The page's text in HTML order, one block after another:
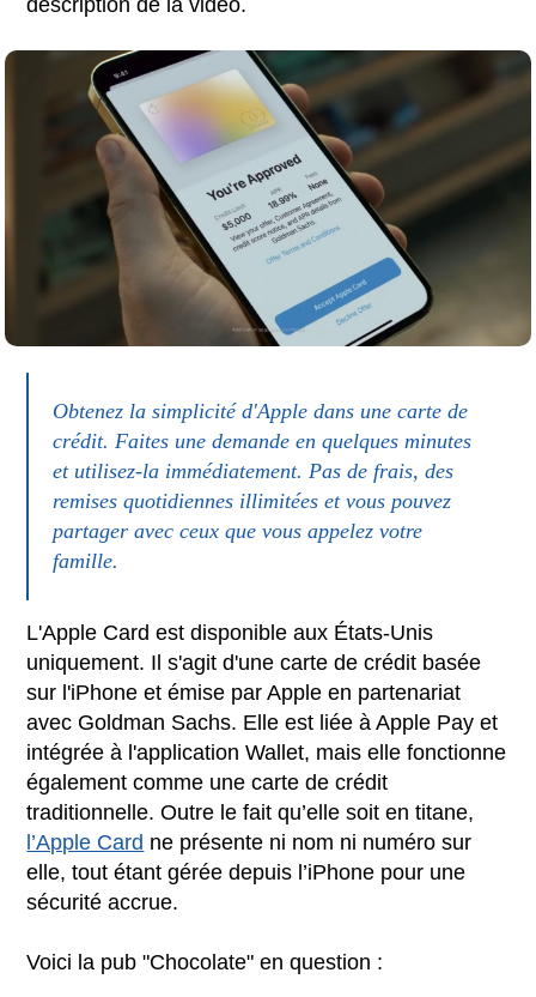
Obtenez la simplicité d'Apple dans une carte de
crédit. Faites une demande en quelques minutes
et utilisez-la immédiatement. Pas de frais, des
remises quotidiennes illimitées et vous pouvez
partager avec ceux que vous appelez votre
famille.
L'Apple Card est disponible aux États-Unis
uniquement. Il s'agit d'une carte de crédit basée
sur l'iPhone et émise par Apple en partenariat
avec Goldman Sachs. Elle est liée à Apple Pay et
intégrée à l'application Wallet, mais elle fonctionne
également comme une carte de crédit
traditionnelle. Outre le fait qu’elle soit en titane,
l’Apple Card ne présente ni nom ni numéro sur
elle, tout étant gérée depuis l’iPhone pour une
sécurité accrue.
Voici la pub "Chocolate" en question :